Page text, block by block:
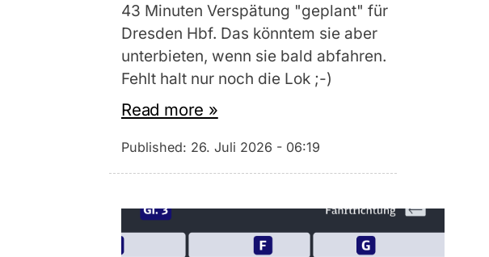
43 Minuten Verspätung "geplant" für
Dresden Hbf. Das könntem sie aber
unterbieten, wenn sie bald abfahren.
Fehlt halt nur noch die Lok ;-)
Read more »
Published: 26. Juli 2026 - 06:19